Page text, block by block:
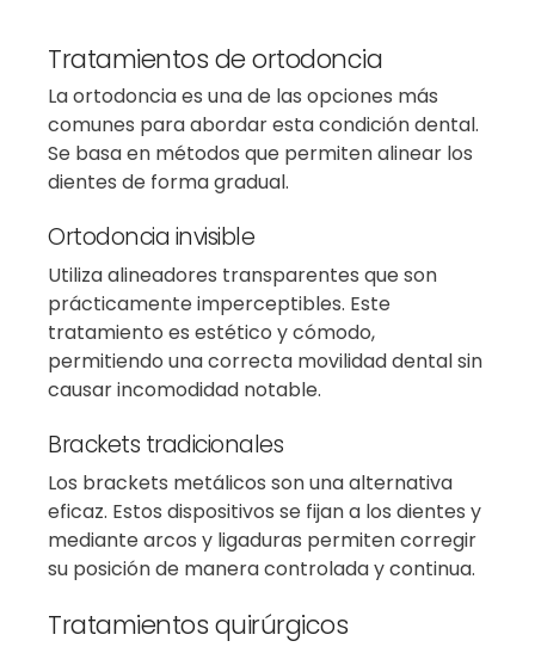
Tratamientos de ortodoncia
La ortodoncia es una de las opciones más
comunes para abordar esta condición dental.
Se basa en métodos que permiten alinear los
dientes de forma gradual.
Ortodoncia invisible
Utiliza alineadores transparentes que son
prácticamente imperceptibles. Este
tratamiento es estético y cómodo,
permitiendo una correcta movilidad dental sin
causar incomodidad notable.
Brackets tradicionales
Los brackets metálicos son una alternativa
eficaz. Estos dispositivos se fijan a los dientes y
mediante arcos y ligaduras permiten corregir
su posición de manera controlada y continua.
Tratamientos quirúrgicos